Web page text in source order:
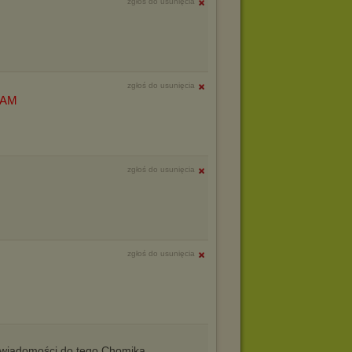
zgłoś do usunięcia
zgłoś do usunięcia
zgłoś do usunięcia